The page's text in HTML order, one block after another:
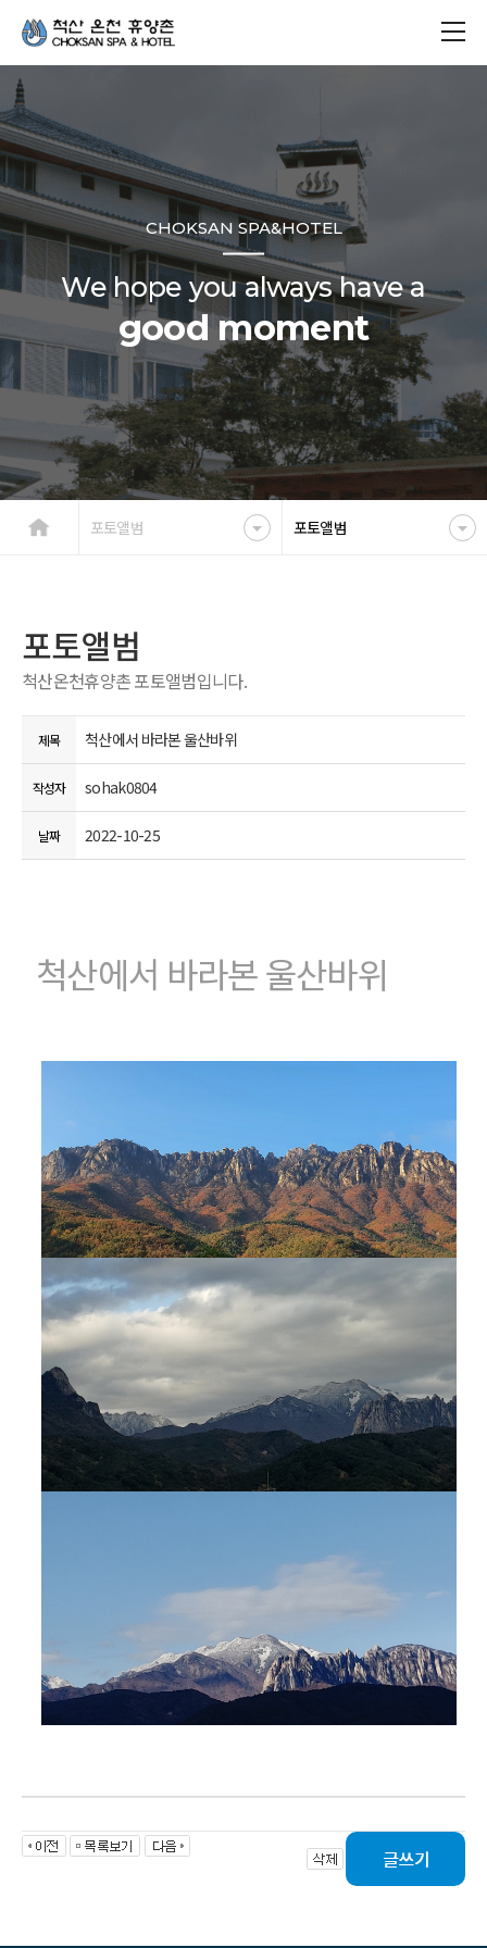
CHOKSAN SPA&HOTEL
We hope you always have a
good moment
포토앨범 포토앨범
포토앨범
척산온천휴양촌 포토앨범입니다.
제목 척산에서 바라본 울산바위
작성자 sohak0804
날짜 2022-10-25
척산에서 바라본 울산바위